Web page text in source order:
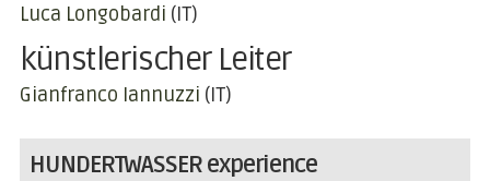
Luca Longobardi (IT)
künstlerischer Leiter
Gianfranco Iannuzzi (IT)
HUNDERTWASSER experience